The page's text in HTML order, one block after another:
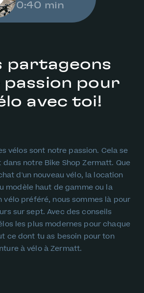
0:40 min
partageons
pour
avec toi!
vélos sont notre passion. Cela se
notre Bike Shop Zermatt. Que
d'un nouveau vélo, la location
modèle haut de gamme ou la
vélo préféré, nous sommes là pour
sur sept. Avec des conseils
les plus modernes pour chaque
ce dont tu as besoin pour ton
à vélo à Zermatt.